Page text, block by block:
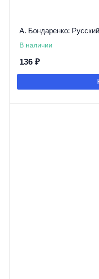
А. Бондаренко:
В наличии
136 ₽